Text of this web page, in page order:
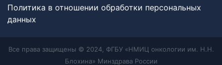
Политика в отношении обработки персональных
данных
Все права защищены © 2024, ФГБУ «НМИЦ онкологии им. Н.Н.
Блохина» Минздрава России